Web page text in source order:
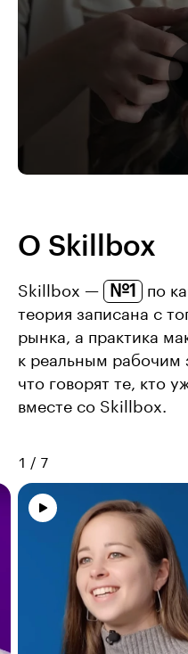
О Skillbox
Skillbox — №1
по
теория записана с
рынка, а практика
к реальным рабочим
что говорят те, кто
вместе со Skillbox.
1 / 7